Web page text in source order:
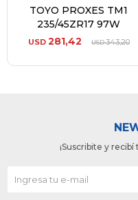
TOYO PROXES TM1
235/45ZR17 97W
USD 281,42 USD343,20
¡Suscribite y